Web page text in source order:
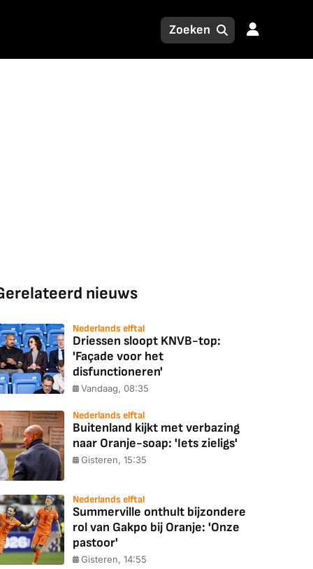
nieuws
Nederlands elftal
Driessen sloopt KNVB-top:
'Façade voor het
disfunctioneren'
Vandaag, 08:35
Nederlands elftal
Buitenland kijkt met verbazing
naar Oranje-soap: 'Iets zieligs'
Gisteren, 15:35
Nederlands elftal
Summerville onthult bijzondere
rol van Gakpo bij Oranje: 'Onze
pastoor'
Gisteren, 14:55